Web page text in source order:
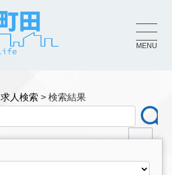
MENU
求人検索
検索結果